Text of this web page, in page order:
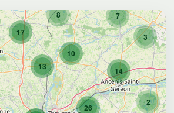
7
8
3
2
14
17
10
26
13